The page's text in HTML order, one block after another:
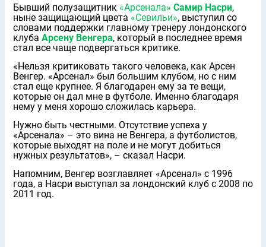
Бывший полузащитник «Арсенала» Самир Насри,
ныне защищающий цвета «Севильи», выступил со
словами поддержки главному тренеру лондонского
клуба Арсену Венгера, который в последнее время
стал все чаще подвергаться критике.
«Нельзя критиковать такого человека, как Арсен
Венгер. «Арсенал» был большим клубом, но с ним
стал еще крупнее. Я благодарен ему за те вещи,
которые он дал мне в футболе. Именно благодаря
нему у меня хорошо сложилась карьера.
Нужно быть честными. Отсутствие успеха у
«Арсенала» – это вина не Венгера, а футболистов,
которые выходят на поле и не могут добиться
нужных результатов», – сказал Насри.
Напомним, Венгер возглавляет «Арсенал» с 1996
года, а Насри выступал за лондонский клуб с 2008 по
2011 год.